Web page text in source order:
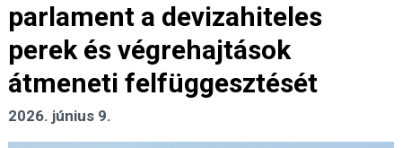
parlament a devizahiteles
perek és végrehajtások
átmeneti felfüggesztését
2026. június 9.